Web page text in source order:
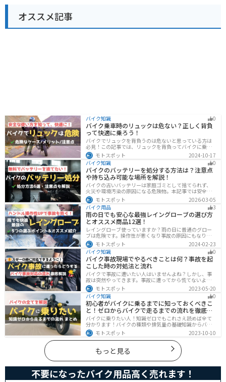
オススメ記事
バイク知識 0
バイク乗車時のリュックは危ない？正しく背負
って快適に乗ろう！
バイクでリュックを背負うのは危ないと思っている方は
必見！この記事では、リュックを背負ってバイクに乗る
リスクと、安全な方法を紹介しています。実は、荷物の
量や配置を工夫することで、安全にリュックを使用する
ことが可能です。この記事を読めば、バイク乗車時にリ
ュックを安全に使う方法がわかります。
モトスポット
2024-10-17
バイク知識
0
バイクのバッテリーを処分する方法は？注意点
や持ち込み可能な場所を解説！
バイクの古いバッテリーは家庭ゴミとして捨てられず、
火災や環境汚染の原因になる危険物。本記事では安全な
保管方法や絶縁などの注意点、無料・低コストで回収し
てもらう方法、買い取りの可否を解説。ナップスやオー
トバックス、イエローハットなどの回収対応店舗も紹介
します。
モトスポット
2026-03-05
バイク用品
3
雨の日でも安心な最強レイングローブの選び方
とオススメ商品12選！
レイングローブ使っていますか？雨の日に普通のグロー
ブは危険です。操作性が悪くなり事故の原因にもなりま
す。安全と快適に運転するためにもしっかりとしたレイ
ングローブを準備しておきましょう。この記事ではレイ
ングローブの選び方とオススメを紹介します。
モトスポット
2024-02-23
バイク知識
0
バイク事故現場でやるべきことは何？事故を起
こした時の対処法と流れ
バイクで事故に遭いたい人はいませんよね？しかし、事
故は突然やってきます。事故に遭ってから慌てないよう
に対処法を知っておきましょう。自分が加害者になった
時、被害者になった時、それぞれどんな対応をすれば良
いのかまとめました。
モトスポット
2023-05-20
バイク知識
0
初心者がバイクに乗るまでに知っておくべきこ
と！ゼロからバイクで走るまでの流れを徹底解
説
バイクに乗りたい人！知識ゼロでもこれさえ読めば全て
分かります！バイクの種類や排気量の基礎知識からバイ
クの選び方、免許の取り方、購入、納車、その後のバイ
クライフまで全てサポートします！
モトスポット 2023-10-10
もっと見る
不要になったバイク用品高く売れます！